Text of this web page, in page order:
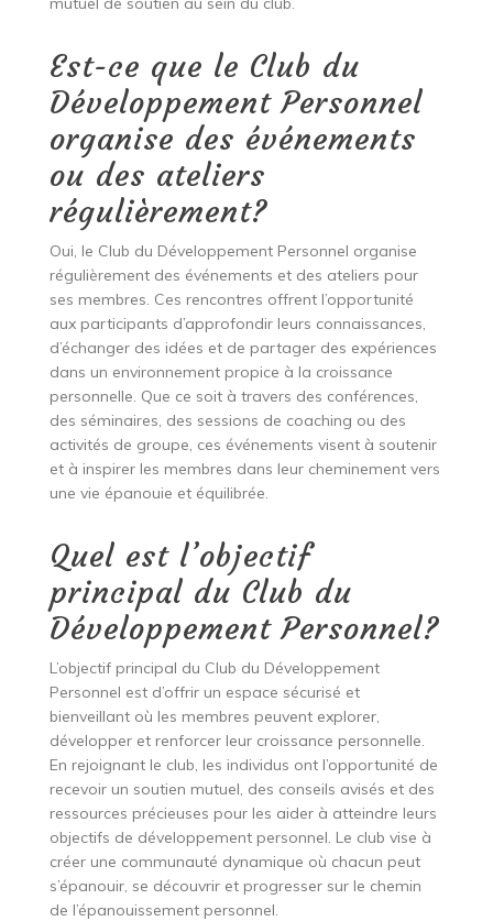
Est-ce que le Club du
Développement Personnel
organise des événements
ou des ateliers
régulièrement?
Oui, le Club du Développement Personnel organise
régulièrement des événements et des ateliers pour
ses membres. Ces rencontres offrent l’opportunité
aux participants d’approfondir leurs connaissances,
d’échanger des idées et de partager des expériences
dans un environnement propice à la croissance
personnelle. Que ce soit à travers des conférences,
des séminaires, des sessions de coaching ou des
activités de groupe, ces événements visent à soutenir
et à inspirer les membres dans leur cheminement vers
une vie épanouie et équilibrée.
Quel est l’objectif
principal du Club du
Développement Personnel?
L’objectif principal du Club du Développement
Personnel est d’offrir un espace sécurisé et
bienveillant où les membres peuvent explorer,
développer et renforcer leur croissance personnelle.
En rejoignant le club, les individus ont l’opportunité de
recevoir un soutien mutuel, des conseils avisés et des
ressources précieuses pour les aider à atteindre leurs
objectifs de développement personnel. Le club vise à
créer une communauté dynamique où chacun peut
s’épanouir, se découvrir et progresser sur le chemin
de l’épanouissement personnel.